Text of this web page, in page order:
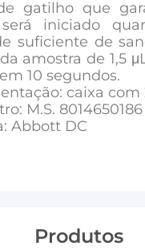
gatilho que
iniciado
suficiente de
amostra de 1,5
10 segundos.
caixa com
M.S. 8014650186
Abbott DC
Produtos